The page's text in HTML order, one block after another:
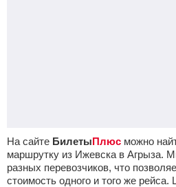
На сайте БилетыПлюс можно
маршрутку из Ижевска в Агрыза.
разных перевозчиков, что
стоимость одного и того же рейса.